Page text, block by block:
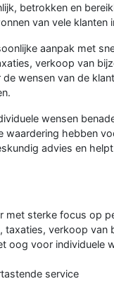
betrokken en
van vele klanten
aanpak met
verkoop van
wensen van de
wensen
waardering hebben
advies en
met sterke focus op
taxaties, verkoop van
oog voor individuele
service